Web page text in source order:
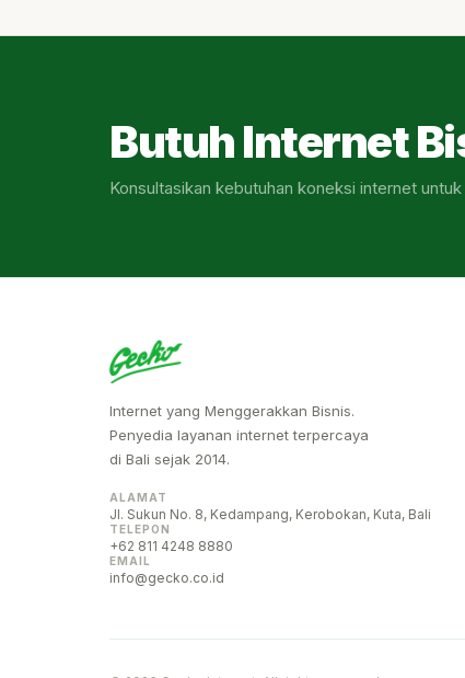
Butuh Internet
Konsultasikan kebutuhan koneksi internet
Internet yang Menggerakkan Bisnis.
Penyedia layanan internet terpercaya
di Bali sejak 2014.
ALAMAT
Jl. Sukun No. 8, Kedampang, Kerobokan, Kuta, Bali
TELEPON
+62 811 4248 8880
EMAIL
info@gecko.co.id